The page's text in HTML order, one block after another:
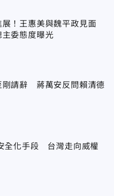
！王惠美與魏平政見面
委態度曝光
剛請辭 蔣萬安反問賴清德
全化手段 台灣走向威權